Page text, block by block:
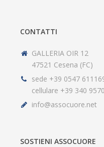
CONTATTI
GALLERIA OIR 12
47521 Cesena (FC)
sede +39 0547
cellulare +39 340
info@assocuore.net
SOSTIENI ASSOCUORE